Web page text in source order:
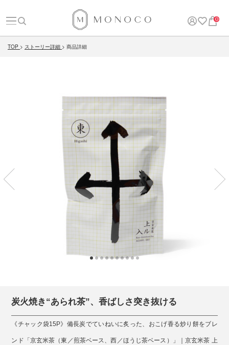
0
TOP ストーリー詳細 商品詳細
炭火焼き“あられ茶”、香ばしさ突き抜ける
《チャック袋15P》備長炭でていねいに炙った、おこげ香る炒り餅をブレ
ンド「京玄米茶（東／煎茶ベース、西／ほうじ茶ベース）」｜京玄米茶 上